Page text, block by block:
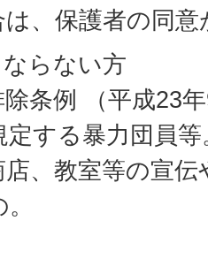
、保護者の同
らない方
条例 （平成23
定する暴力団員等
、教室等の宣